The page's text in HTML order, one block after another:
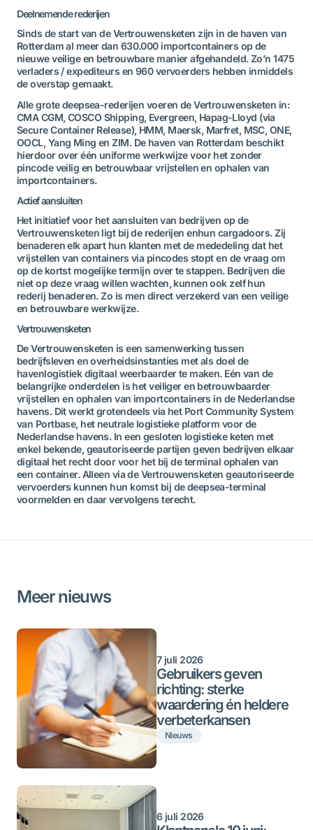
Deelnemende rederijen
Sinds de start van de Vertrouwensketen zijn in de haven van
Rotterdam al meer dan 630.000 importcontainers op de
nieuwe veilige en betrouwbare manier afgehandeld. Zo’n 1475
verladers / expediteurs en 960 vervoerders hebben inmiddels
de overstap gemaakt.
Alle grote deepsea-rederijen voeren de Vertrouwensketen in:
CMA CGM, COSCO Shipping, Evergreen, Hapag-Lloyd (via
Secure Container Release), HMM, Maersk, Marfret, MSC, ONE,
OOCL, Yang Ming en ZIM. De haven van Rotterdam beschikt
hierdoor over één uniforme werkwijze voor het zonder
pincode veilig en betrouwbaar vrijstellen en ophalen van
importcontainers.
Actief aansluiten
Het initiatief voor het aansluiten van bedrijven op de
Vertrouwensketen ligt bij de rederijen enhun cargadoors. Zij
benaderen elk apart hun klanten met de mededeling dat het
vrijstellen van containers via pincodes stopt en de vraag om
op de kortst mogelijke termijn over te stappen. Bedrijven die
niet op deze vraag willen wachten, kunnen ook zelf hun
rederij benaderen. Zo is men direct verzekerd van een veilige
en betrouwbare werkwijze.
Vertrouwensketen
De Vertrouwensketen is een samenwerking tussen
bedrijfsleven en overheidsinstanties met als doel de
havenlogistiek digitaal weerbaarder te maken. Eén van de
belangrijke onderdelen is het veiliger en betrouwbaarder
vrijstellen en ophalen van importcontainers in de Nederlandse
havens. Dit werkt grotendeels via het Port Community System
van Portbase, het neutrale logistieke platform voor de
Nederlandse havens. In een gesloten logistieke keten met
enkel bekende, geautoriseerde partijen geven bedrijven elkaar
digitaal het recht door voor het bij de terminal ophalen van
een container. Alleen via de Vertrouwensketen geautoriseerde
vervoerders kunnen hun komst bij de deepsea-terminal
voormelden en daar vervolgens terecht.
Meer nieuws
7 juli 2026
Gebruikers geven
richting: sterke
waardering én heldere
verbeterkansen
Nieuws
6 juli 2026